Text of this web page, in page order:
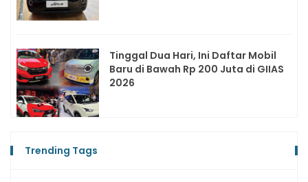
Tinggal Dua Hari, Ini Daftar Mobil
Baru di Bawah Rp 200 Juta di GIIAS
2026
Trending Tags